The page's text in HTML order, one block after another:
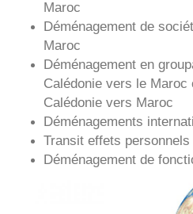
Maroc
Déménagement de
Maroc
Déménagement en
Calédonie vers le Maroc
Calédonie vers Maroc
Déménagements
Transit effets
Déménagement de